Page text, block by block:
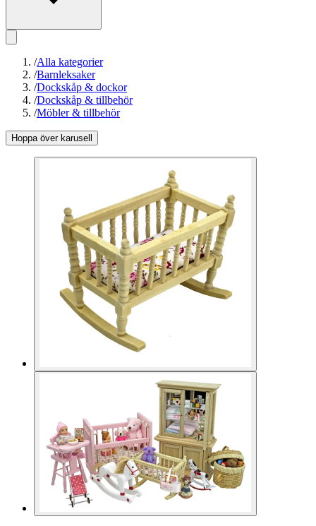
/Alla kategorier
/Barnleksaker
/Dockskåp & dockor
/Dockskåp & tillbehör
/Möbler & tillbehör
Hoppa över karusell